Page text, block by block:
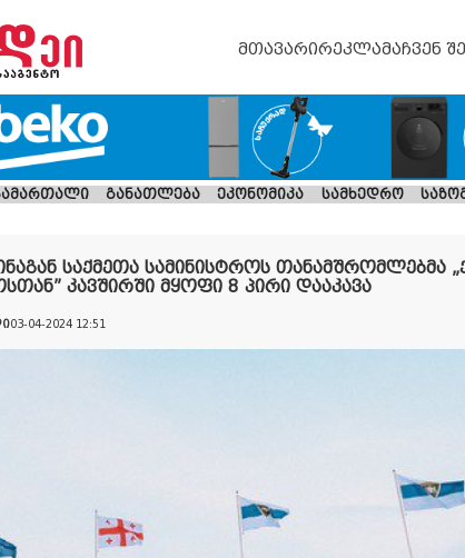
მთავარირეკლამაჩვენ
განათლება ეკონომიკა სამხედრო
საქმეთა სამინისტროს თანამშრომლებმა
კავშირში მყოფი 8 პირი დააკავა
03-04-2024 12:51